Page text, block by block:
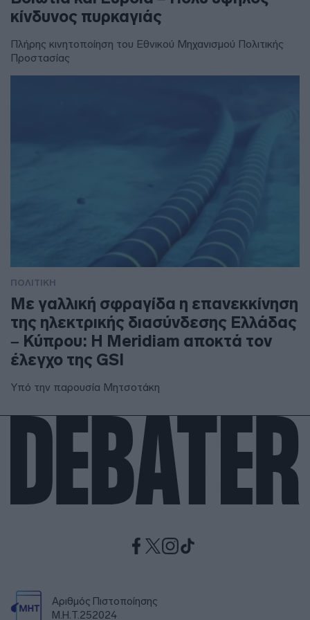
κίνδυνος πυρκαγιάς
Πλήρης κινητοποίηση του Εθνικού Μηχανισμού Πολιτικής
Προστασίας
ΠΟΛΙΤΙΚΗ
Με γαλλική σφραγίδα η επανεκκίνηση
της ηλεκτρικής διασύνδεσης Ελλάδας
– Κύπρου: Η Meridiam αποκτά τον
έλεγχο της GSI
Υπό την παρουσία Μητσοτάκη
Αριθμός Πιστοποίησης
Μ.Η.Τ.252024